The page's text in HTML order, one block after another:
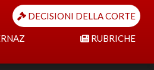
DECISIONI DELLA CORTE
RUBRICHE